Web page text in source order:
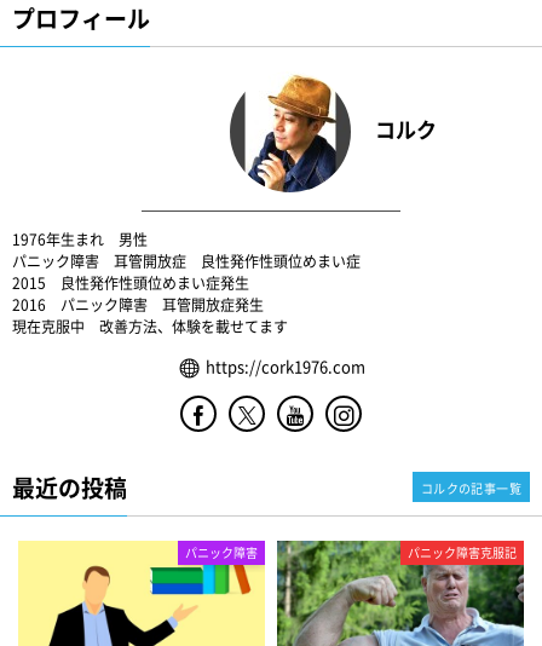
プロフィール
コルク
1976年生まれ 男性
パニック障害 耳管開放症 良性発作性頭位めまい症
2015 良性発作性頭位めまい症発生
2016 パニック障害 耳管開放症発生
現在克服中 改善方法、体験を載せてます
https://cork1976.com
最近の投稿
パニック障害 パニック障害克服記
コルクの記事一覧